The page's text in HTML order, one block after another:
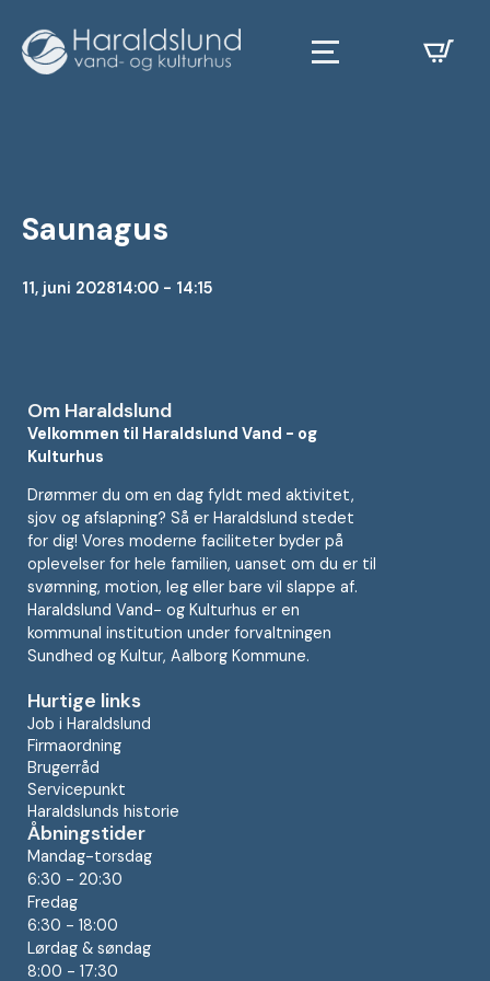
Saunagus
11, juni 202814:00 - 14:15
Om Haraldslund
Velkommen til Haraldslund Vand - og
Kulturhus
Drømmer du om en dag fyldt med aktivitet,
sjov og afslapning? Så er Haraldslund stedet
for dig! Vores moderne faciliteter byder på
oplevelser for hele familien, uanset om du er til
svømning, motion, leg eller bare vil slappe af.
Haraldslund Vand- og Kulturhus er en
kommunal institution under forvaltningen
Sundhed og Kultur, Aalborg Kommune.
Hurtige links
Job i Haraldslund
Firmaordning
Brugerråd
Servicepunkt
Haraldslunds historie
Åbningstider
Mandag-torsdag
6:30 - 20:30
Fredag
6:30 - 18:00
Lørdag & søndag
8:00 - 17:30